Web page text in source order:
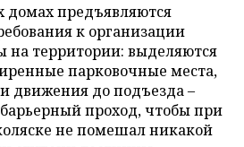
домах предъявляются
к организации
на территории: выделяются
парковочные места,
движения до подъезда –
проход, чтобы при
не помешал никакой